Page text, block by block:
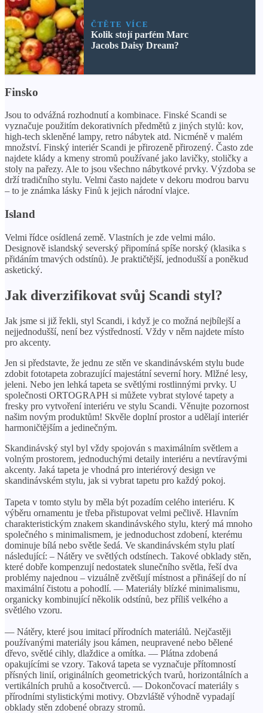
ČTĚTE VÍCE
Kolik stojí parfém Marc
Jacobs Daisy Dream?
Finsko
Jsou to odvážná rozhodnutí a kombinace. Finské Scandi se
vyznačuje použitím dekorativních předmětů z jiných stylů: kov,
high-tech skleněné lampy, retro nábytek atd. Nicméně v malém
množství. Finský interiér Scandi je přirozeně přirozený. Často zde
najdete klády a kmeny stromů používané jako lavičky, stoličky a
stoly na pařezy. Ale to jsou všechno nábytkové prvky. Výzdoba se
drží tradičního stylu. Velmi často najdete v dekoru modrou barvu
– to je známka lásky Finů k jejich národní vlajce.
Island
Velmi řídce osídlená země. Vlastních je zde velmi málo.
Designově islandský severský připomíná spíše norský (klasika s
přidáním tmavých odstínů). Je praktičtější, jednodušší a poněkud
asketický.
Jak diverzifikovat svůj Scandi styl?
Jak jsme si již řekli, styl Scandi, i když je co možná nejbílejší a
nejjednodušší, není bez výstředností. Vždy v něm najdete místo
pro akcenty.
Jen si představte, že jednu ze stěn ve skandinávském stylu bude
zdobit fototapeta zobrazující majestátní severní hory. Mlžné lesy,
jeleni. Nebo jen lehká tapeta se světlými rostlinnými prvky. U
společnosti ORTOGRAPH si můžete vybrat stylové tapety a
fresky pro vytvoření interiéru ve stylu Scandi. Věnujte pozornost
našim novým produktům! Skvěle doplní prostor a udělají interiér
harmoničtějším a jedinečným.
Skandinávský styl byl vždy spojován s maximálním světlem a
volným prostorem, jednoduchými detaily interiéru a nevtíravými
akcenty. Jaká tapeta je vhodná pro interiérový design ve
skandinávském stylu, jak si vybrat tapetu pro každý pokoj.
Tapeta v tomto stylu by měla být pozadím celého interiéru. K
výběru ornamentu je třeba přistupovat velmi pečlivě. Hlavním
charakteristickým znakem skandinávského stylu, který má mnoho
společného s minimalismem, je jednoduchost zdobení, kterému
dominuje bílá nebo světle šedá. Ve skandinávském stylu platí
následující: – Nátěry ve světlých odstínech. Takové obklady stěn,
které dobře kompenzují nedostatek slunečního světla, řeší dva
problémy najednou – vizuálně zvětšují místnost a přinášejí do ní
maximální čistotu a pohodlí. — Materiály blízké minimalismu,
organicky kombinující několik odstínů, bez příliš velkého a
světlého vzoru.
— Nátěry, které jsou imitací přírodních materiálů. Nejčastěji
používanými materiály jsou kámen, neupravené nebo bělené
dřevo, světlé cihly, dlaždice a omítka. — Plátna zdobená
opakujícími se vzory. Taková tapeta se vyznačuje přítomností
přísných linií, originálních geometrických tvarů, horizontálních a
vertikálních pruhů a kosočtverců. — Dokončovací materiály s
přírodními stylistickými motivy. Obzvláště výhodně vypadají
obklady stěn zdobené obrazy stromů.